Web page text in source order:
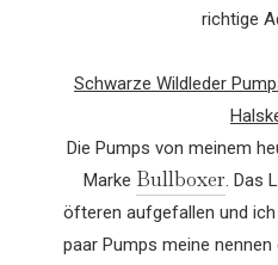
richtige
Schwarze Wildleder
Die Pumps von meinem
Marke Bullboxer. Das
öfteren aufgefallen und
paar Pumps meine